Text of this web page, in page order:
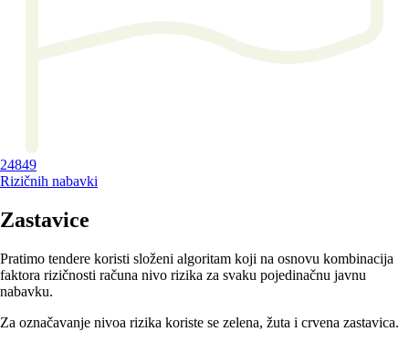
24849
Rizičnih nabavki
Zastavice
Pratimo tendere koristi složeni algoritam koji na osnovu kombinacija
faktora rizičnosti računa nivo rizika za svaku pojedinačnu javnu
nabavku.
Za označavanje nivoa rizika koriste se zelena, žuta i crvena zastavica.